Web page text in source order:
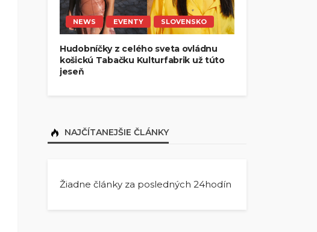
NEWS EVENTY SLOVENSKO
Hudobníčky z celého sveta ovládnu
košickú Tabačku Kulturfabrik už túto
jeseň
NAJČÍTANEJŠIE ČLÁNKY
Žiadne články za posledných 24hodín